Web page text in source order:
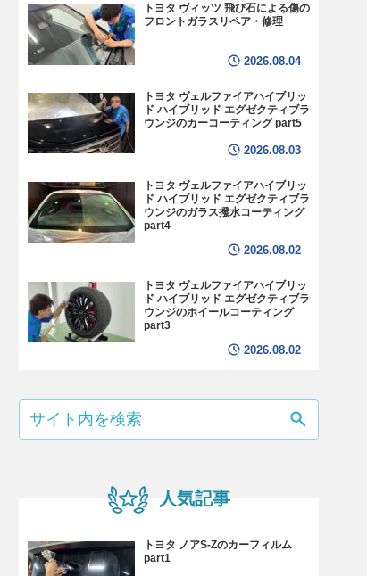
トヨタ ヴィッツ 飛び石による傷の
フロントガラスリペア・修理
2026.08.04
トヨタ ヴェルファイアハイブリッ
ド ハイブリッド エグゼクティブラ
ウンジのカーコーティング part5
2026.08.03
トヨタ ヴェルファイアハイブリッ
ド ハイブリッド エグゼクティブラ
ウンジのガラス撥水コーティング
part4
2026.08.02
トヨタ ヴェルファイアハイブリッ
ド ハイブリッド エグゼクティブラ
ウンジのホイールコーティング
part3
2026.08.02
人気記事
トヨタ ノアS-Zのカーフィルム
part1